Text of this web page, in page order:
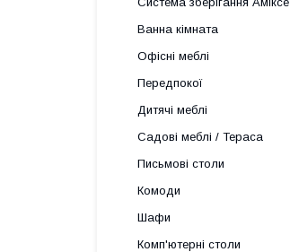
Ванна кімната
Офісні меблі
Передпокої
Дитячі меблі
Садові меблі / Тераса
Письмові столи
Комоди
Шафи
Комп'ютерні столи